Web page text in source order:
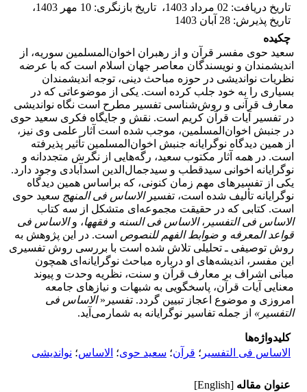
تاریخ دریافت: 02 مرداد 1403 ، تاریخ بازنگری: 10 مهر 1403
،
تاریخ پذیرش: 28 آبان 1403
چکیده
سعید حوی مفسر قرآن و از رهبران اخوان‌المسلمین سوریه، از
اندیشمندان و نویسندگان معاصر جهان اسلام است که با عرضه
نظریات نواندیشی در حوزه مباحث دینی، توجه اندیشمندان
بسیاری را به خود جلب کرده است. یکی از موضوعاتی که در
معارف قرآنی و روش‌شناسی تفسیر مطرح است نگاه نواندیشی
در تفسیر آیات قرآن کریم است. نقش و جایگاه فکری سعید حوی
در جنبش اخوان‌المسلمین، موجب شده است آثار علمی وی نیز،
از همین دیدگاه نوگرایانه جنبش اخوان‌المسلمین تأثیر پذیرفته
است. در همه آثار مکتوب سعید، رگه‌هایی از نگرش متجددانه و
نوگرایانه اخوانی سیدقطب و سیدجمال‌الدین اسدآبادی وجود دارد.
یکی از تفسیرهای مهم زمان کنونی، که براساس همین دیدگاه
نوگرایانه تألیف شده است، تفسیرالاساس فی المنهج سعید حوی
است. کتابی که در حقیقت مجموعه‌ای متشکل از سه کتاب
الاساس فی التفسیر ،الاساس فی السنه و فقهها، والاساس فی
قواعد المعرفه و ضوابط الفهم للنصوص است. در این پژوهش به
روش توصیفی ـ تحلیلی تلاش شده است با بررسی روش تفسیری
این مفسر، اندیشه‌های او درباره مباحث نوگرایانه‌ای همچون
مبانی اشراف بر معارف قرآن و سنت، نظریه وحدت و پیوند
معنایی آیات قرآن، پاسخگویی به شبهات و نیازهای جامعه
امروزی و موضوع اعجاز تبیین گردد. تفسیر«الاساس فی
التفسیر» از جمله تفاسیر نوگرایانه به شمارمی‌آید.
کلیدواژه‌ها
الاساس فی التفسیر ؛ قرآن؛ سعید حوی؛ الاساس؛ نواندیشی
عنوان مقاله [English]